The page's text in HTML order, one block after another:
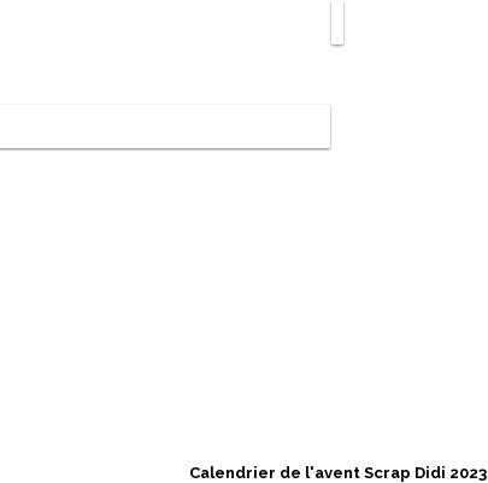
Calendrier de l'avent Scrap Didi 2023